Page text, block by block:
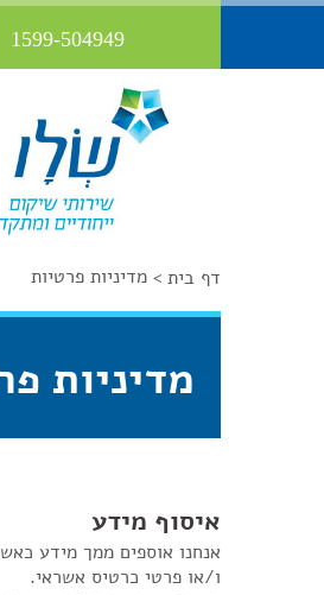
1599-504949
דף בית > מדיניות פרטיות
מדיניות
איסוף מידע
אנחנו אוספים ממך מידע
ו/או פרטי כרטיס אשראי.